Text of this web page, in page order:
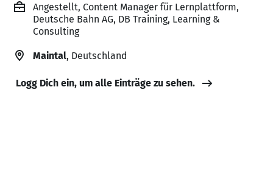
Angestellt, Content Manager für Lernplattform,
Deutsche Bahn AG, DB Training, Learning &
Consulting
Maintal, Deutschland
Logg Dich ein, um alle Einträge zu sehen.